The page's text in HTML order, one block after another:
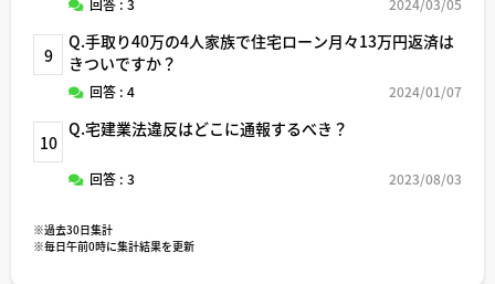
回答 : 3 2024/03/05
9
Q.手取り40万の4人家族で住宅ローン月々13万円返済は
きついですか？
回答 : 4 2024/01/07
10
Q.宅建業法違反はどこに通報するべき？
回答 : 3 2023/08/03
※過去30日集計
※毎日午前0時に集計結果を更新